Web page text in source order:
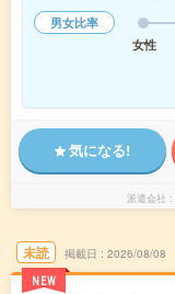
男女比率
女性
気になる!
派遣会社
未読
NEW
掲載日 2026/08/08